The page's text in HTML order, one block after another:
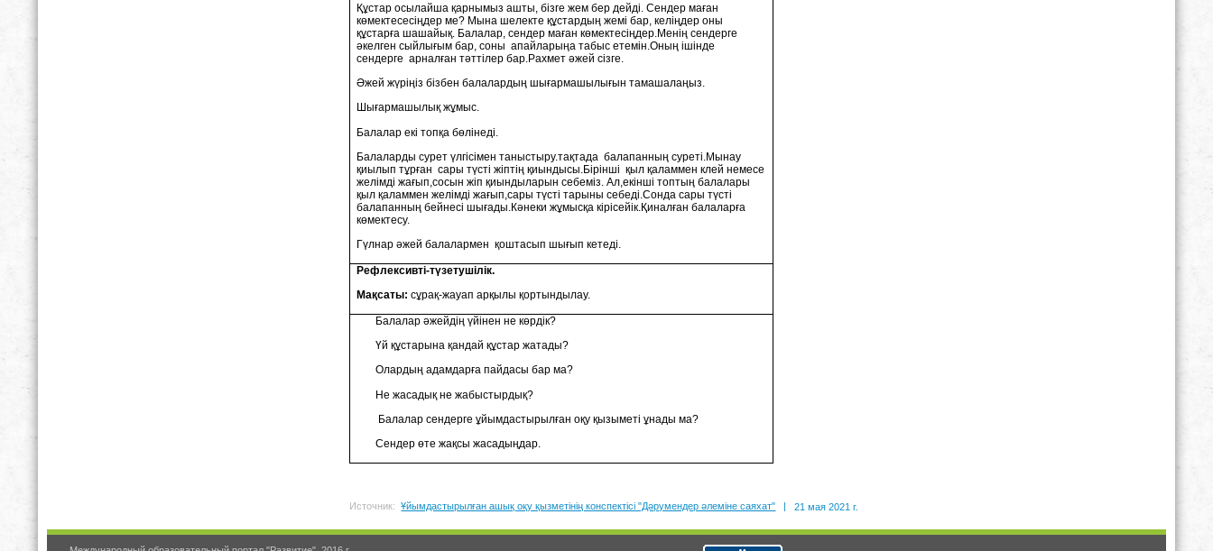
Құстар осылайша қарнымыз ашты, бізге жем бер дейді. Сендер маған
көмектесесіңдер ме? Мына шелекте құстардың жемі бар, келіңдер оны
құстарға шашайық. Балалар, сендер маған көмектесіңдер.Менің сендерге
әкелген сыйлығым бар, соны апайларыңа табыс етемін.Оның ішінде
сендерге арналған тәттілер бар.Рахмет әжей сізге.
Әжей жүріңіз бізбен балалардың шығармашылығын тамашалаңыз.
Шығармашылық жұмыс.
Балалар екі топқа бөлінеді.
Балаларды сурет үлгісімен таныстыру.тақтада балапанның суреті.Мынау
қиылып тұрған сары түсті жіптің қиындысы.Бірінші қыл қаламмен клей немесе
желімді жағып,сосын жіп қиындыларын себеміз. Ал,екінші топтың балалары
қыл қаламмен желімді жағып,сары түсті тарыны себеді.Сонда сары түсті
балапанның бейнесі шығады.Кәнеки жұмысқа кірісейік.Қиналған балаларға
көмектесу.
Гүлнар әжей балалармен қоштасып шығып кетеді.
Рефлексивті-түзетушілік.
Мақсаты:сұрақ-жауап арқылы қортындылау.
Балалар әжейдің үйінен не көрдік?
Үй құстарына қандай құстар жатады?
Олардың адамдарға пайдасы бар ма?
Не жасадық не жабыстырдық?
Балалар сендерге ұйымдастырылған оқу қызыметі ұнады ма?
Сендер өте жақсы жасадыңдар.
Источник: Ұйымдастырылған ашық оқу қызметінің конспектісі "Дәрумендер әлеміне саяхат" | 21 мая 2021 г.